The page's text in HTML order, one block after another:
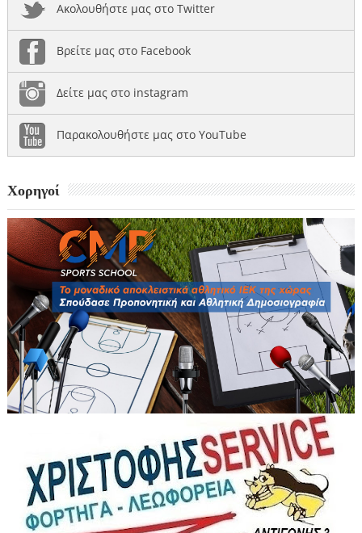
Ακολουθήστε μας στο Twitter
Βρείτε μας στο Facebook
Δείτε μας στο instagram
Παρακολουθήστε μας στο YouTube
Χορηγοί